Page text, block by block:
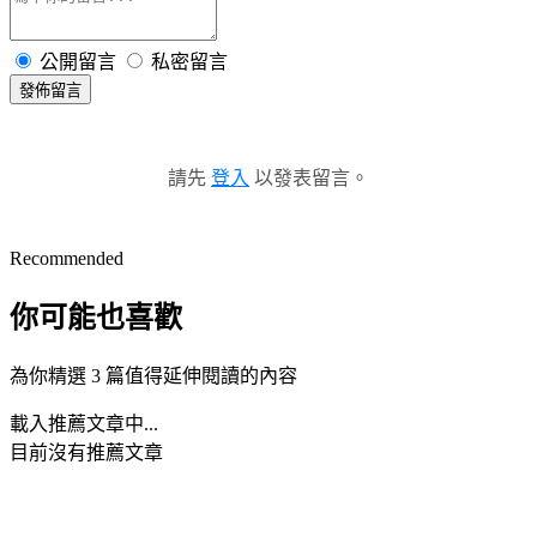
公開留言 私密留言
發佈留言
請先 登入 以發表留言。
Recommended
你可能也喜歡
為你精選 3 篇值得延伸閱讀的內容
載入推薦文章中...
目前沒有推薦文章